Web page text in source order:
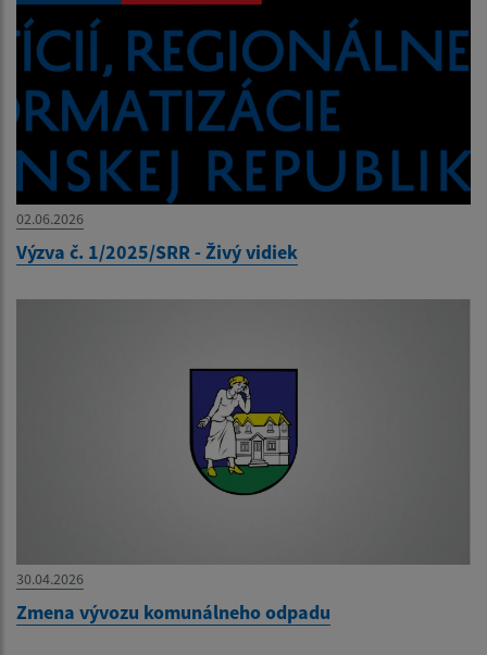
02.06.2026
Výzva č. 1/2025/SRR - Živý vidiek
30.04.2026
Zmena vývozu komunálneho odpadu